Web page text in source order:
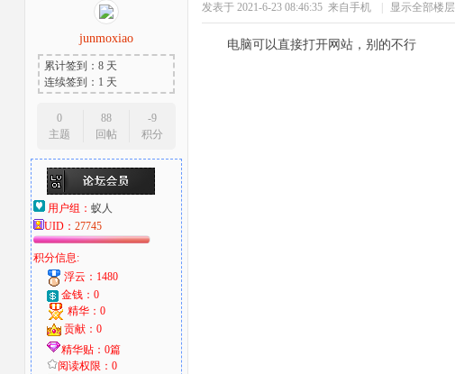
junmoxiao
累计签到：8 天
连续签到：1 天
0
主题
88
回帖
-9
积分
用户组： 蚁人
UID： 27745
积分信息:
浮云：1480
金钱：0
精华：0
贡献：0
精华贴：0篇
阅读权限：0
发表于 2021-6-23 08:46:35 来自手机 显示全部楼层
电脑可以直接打开网站，别的不行